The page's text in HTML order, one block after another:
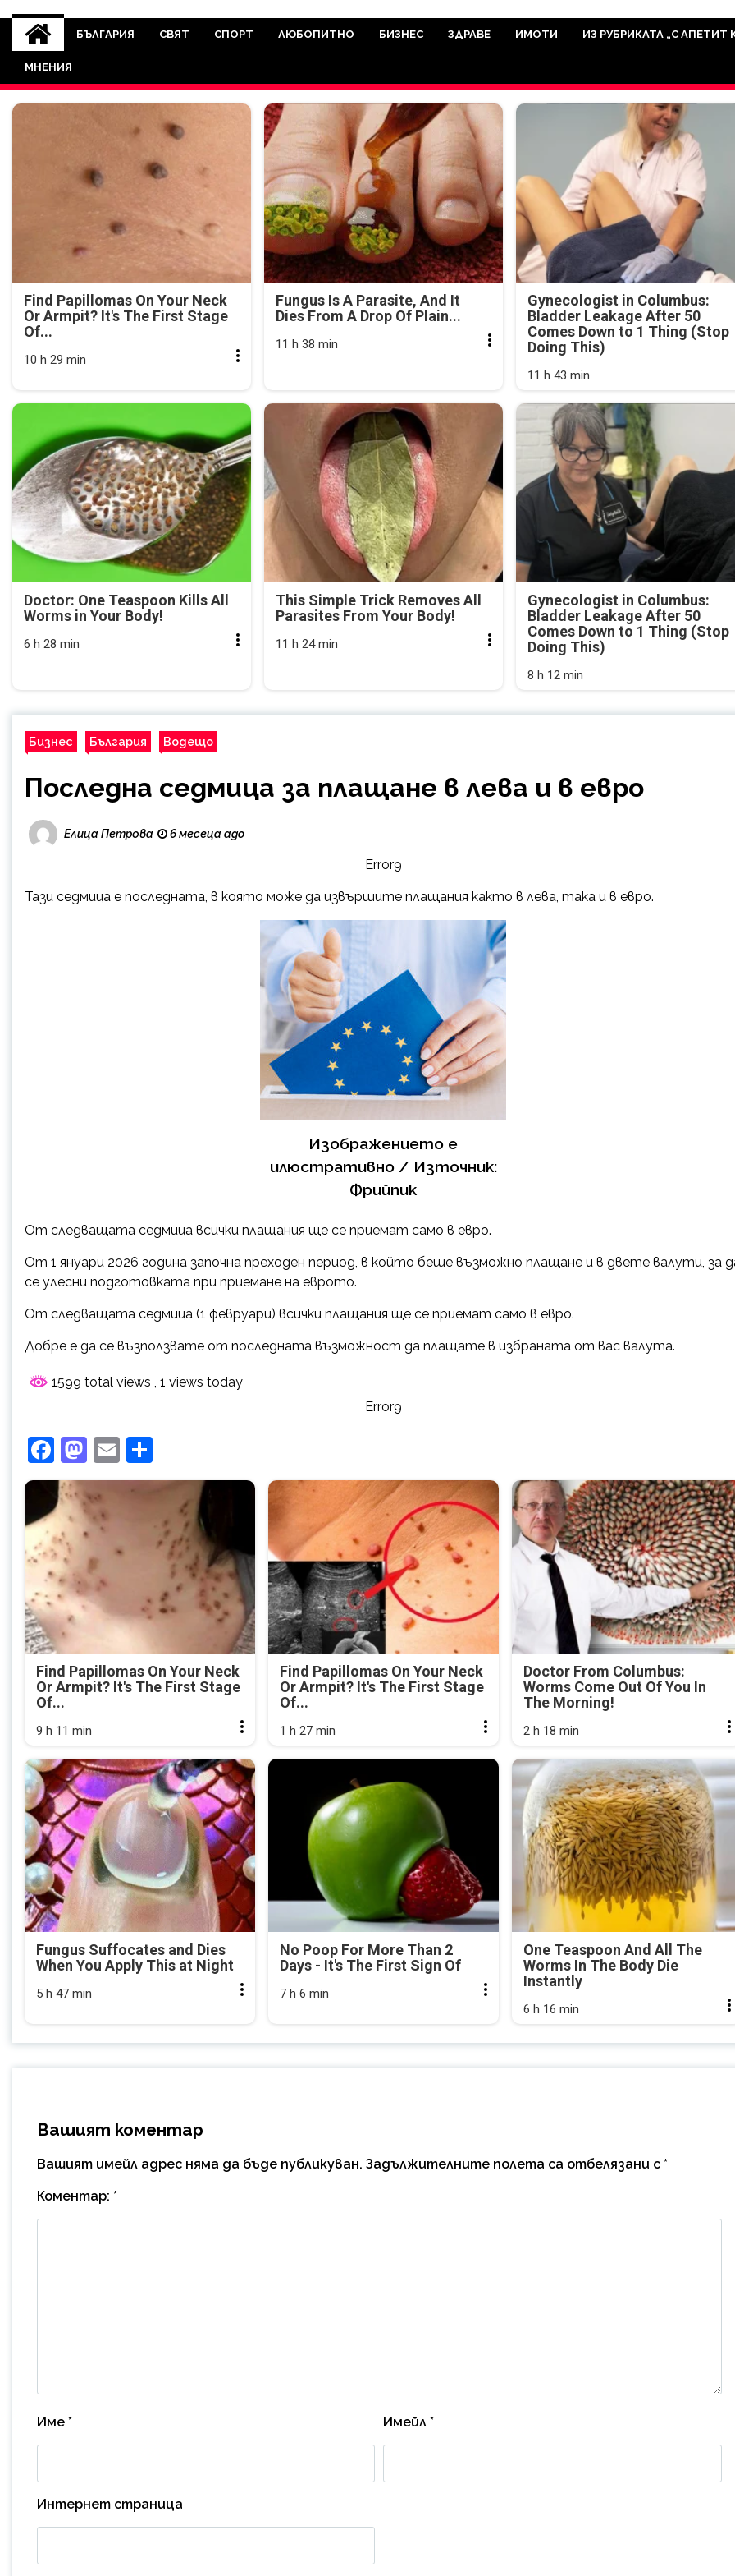
novinite-dnesbg.eu
Novinite-dnesbg.eu е медия, която има мисията да отразява всичко
Света. Новините, които се публикуват на нашия сайт са от
между медията и читателската аудитория, затова държим на
БЪЛГАРИЯ СВЯТ СПОРТ ЛЮБОПИТНО БИЗНЕС ЗДРАВЕ ИМОТИ ИЗ РУБРИКАТА „С АПЕТИТ
МНЕНИЯ
Find Papillomas On Your Neck
Or Armpit? It's The First Stage
Of...
10 h 29 min
Fungus Is A Parasite, And It
Dies From A Drop Of Plain...
11 h 38 min
Gynecologist in Columbus:
Bladder Leakage After 50
Comes Down to 1 Thing (Stop
Doing This)
11 h 43 min
Doctor: One Teaspoon Kills All
Worms in Your Body!
6 h 28 min
This Simple Trick Removes All
Parasites From Your Body!
11 h 24 min
Gynecologist in Columbus:
Bladder Leakage After 50
Comes Down to 1 Thing (Stop
Doing This)
8 h 12 min
Бизнес България Водещо
Последна седмица за плащане в лева и в евро
Елица Петрова 6 месеца ago
Error9
Тази седмица е последната, в която може да извършите плащания както в лева, така и в евро.
Изображението е
илюстративно / Източник:
Фрийпик
От следващата седмица всички плащания ще се приемат само в евро.
От 1 януари 2026 година започна преходен период, в който беше възможно плащане и в двете валути, за
се улесни подготовката при приемане на еврото.
От следващата седмица (1 февруари) всички плащания ще се приемат само в евро.
Добре е да се възползвате от последната възможност да плащате в избраната от вас валута.
1599 total views , 1 views today
Error9
Facebook
Mastodon
Email
Find Papillomas On Your Neck
Or Armpit? It's The First Stage
Of...
9 h 11 min
Find Papillomas On Your Neck
Or Armpit? It's The First Stage
Of...
1 h 27 min
Doctor From Columbus:
Worms Come Out Of You In
The Morning!
2 h 18 min
Fungus Suffocates and Dies
When You Apply This at Night
5 h 47 min
No Poop For More Than 2
Days - It's The First Sign Of
7 h 6 min
One Teaspoon And All The
Worms In The Body Die
Instantly
6 h 16 min
Вашият коментар
Вашият имейл адрес няма да бъде публикуван. Задължителните полета са отбелязани с *
Коментар: *
Име * Имейл*
Интернет страница